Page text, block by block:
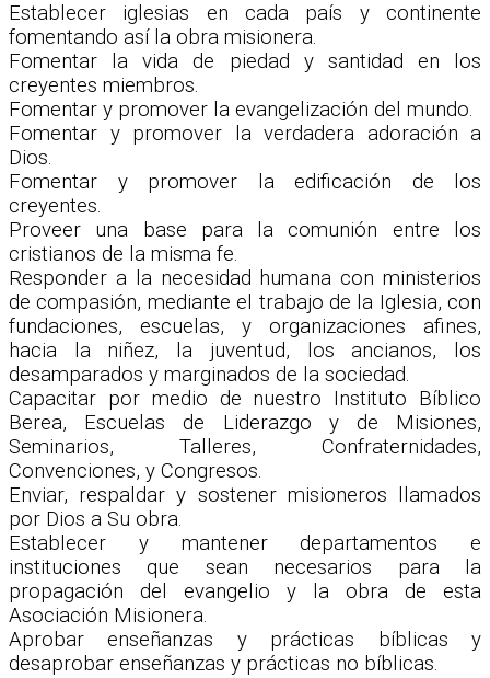
Establecer iglesias en cada país y continente
fomentando así la obra misionera.
Fomentar la vida de piedad y santidad en los
creyentes miembros.
Fomentar y promover la evangelización del mundo.
Fomentar y promover la verdadera adoración a
Dios.
Fomentar y promover la edificación de los
creyentes.
Proveer una base para la comunión entre los
cristianos de la misma fe.
Responder a la necesidad humana con ministerios
de compasión, mediante el trabajo de la Iglesia, con
fundaciones, escuelas, y organizaciones afines,
hacia la niñez, la juventud, los ancianos, los
desamparados y marginados de la sociedad.
Capacitar por medio de nuestro Instituto Bíblico
Berea, Escuelas de Liderazgo y de Misiones,
Seminarios, Talleres, Confraternidades,
Convenciones, y Congresos.
Enviar, respaldar y sostener misioneros llamados
por Dios a Su obra.
Establecer y mantener departamentos e
instituciones que sean necesarios para la
propagación del evangelio y la obra de esta
Asociación Misionera.
Aprobar enseñanzas y prácticas bíblicas y
desaprobar enseñanzas y prácticas no bíblicas.